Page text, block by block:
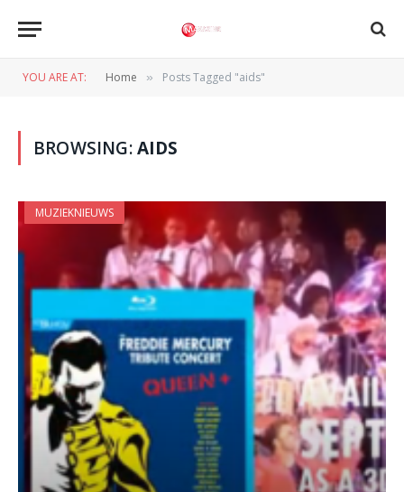
YOU ARE AT: Home » Posts Tagged "aids"
BROWSING:AIDS
MUZIEKNIEUWS